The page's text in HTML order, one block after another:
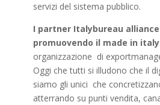
servizi del sistema pubblico.
I partner Italybureau
promuovendo il made in
organizzazione di
Oggi che tutti si illudono che il
siamo gli unici che
atterrando su punti vendita,